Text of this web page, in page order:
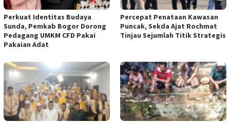
Perkuat Identitas Budaya
Sunda, Pemkab Bogor Dorong
Pedagang UMKM CFD Pakai
Pakaian Adat ‎
‎Percepat Penataan Kawasan
Puncak, Sekda Ajat Rochmat
Tinjau Sejumlah Titik Strategis